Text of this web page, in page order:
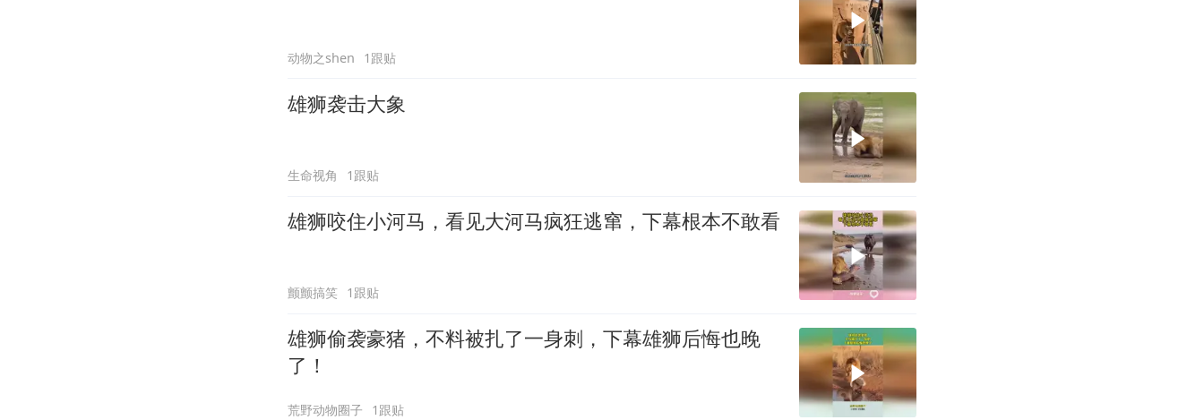
动物之shen 1跟贴
雄狮袭击大象
生命视角 1跟贴
雄狮咬住小河马，看见大河马疯狂逃窜，下幕根本不敢看
颤颤搞笑 1跟贴
雄狮偷袭豪猪，不料被扎了一身刺，下幕雄狮后悔也晚
了！
荒野动物圈子 1跟贴